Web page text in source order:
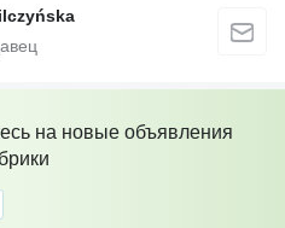
на новые объявления